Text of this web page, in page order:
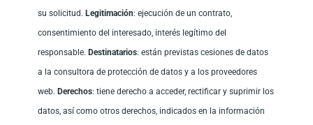
su solicitud. Legitimación: ejecución de un contrato,
consentimiento del interesado, interés legítimo del
responsable. Destinatarios: están previstas cesiones de datos
a la consultora de protección de datos y a los proveedores
web. Derechos: tiene derecho a acceder, rectificar y suprimir los
datos, así como otros derechos, indicados en la información